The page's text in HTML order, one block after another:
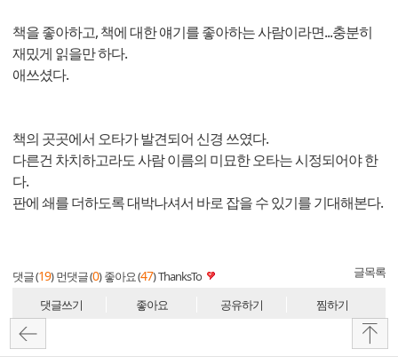
책을 좋아하고, 책에 대한 얘기를 좋아하는 사람이라면...충분히
재밌게 읽을만 하다.
애쓰셨다.
책의 곳곳에서 오타가 발견되어 신경 쓰였다.
다른건 차치하고라도 사람 이름의 미묘한 오타는 시정되어야 한
다.
판에 쇄를 더하도록 대박나셔서 바로 잡을 수 있기를 기대해본다.
댓글 (19) 먼댓글 (0) 좋아요 (47)ThanksTo 글목록
댓글쓰기 좋아요 공유하기 찜하기